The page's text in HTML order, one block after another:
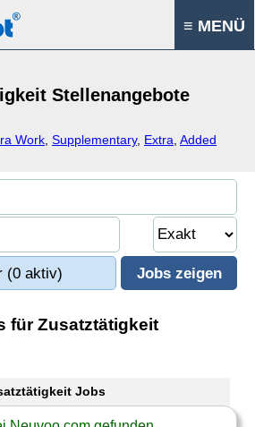
≡ MENÜ
Stellenangebote
Work Supplementary, Extra Added
(0 aktiv)
für Zusatztätigkeit
Jobs